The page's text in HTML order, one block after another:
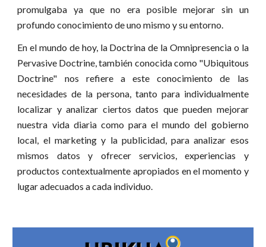
promulgaba ya que no era posible mejorar sin un
profundo conocimiento de uno mismo y su entorno.
En el mundo de hoy, la Doctrina de la Omnipresencia o la
Pervasive Doctrine, también conocida como "Ubiquitous
Doctrine" nos refiere a este conocimiento de las
necesidades de la persona, tanto para individualmente
localizar y analizar ciertos datos que pueden mejorar
nuestra vida diaria como para el mundo del gobierno
local, el marketing y la publicidad, para analizar esos
mismos datos y ofrecer servicios, experiencias y
productos contextualmente apropiados en el momento y
lugar adecuados a cada individuo.